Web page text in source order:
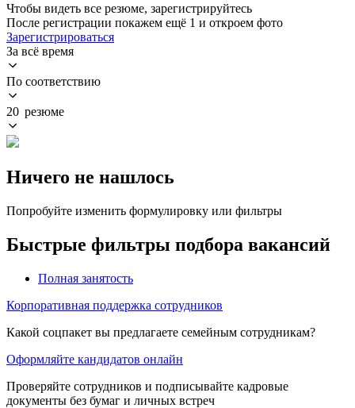
Чтобы видеть все резюме, зарегистрируйтесь
После регистрации покажем ещё 1 и откроем фото
Зарегистрироваться
За всё время
По соответствию
20 резюме
Ничего не нашлось
Попробуйте изменить формулировку или фильтры
Быстрые фильтры подбора вакансий
Полная занятость
Корпоративная поддержка сотрудников
Какой соцпакет вы предлагаете семейным сотрудникам?
Оформляйте кандидатов онлайн
Проверяйте сотрудников и подписывайте кадровые
документы без бумаг и личных встреч